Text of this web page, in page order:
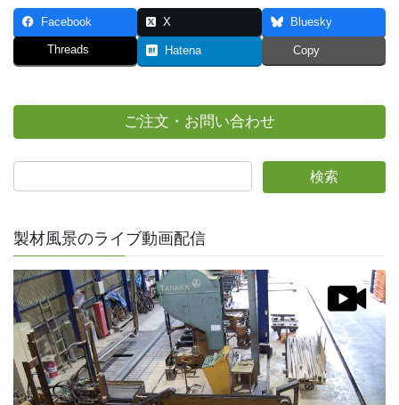
Facebook X Bluesky
Threads Hatena Copy
ご注文・お問い合わせ
製材風景のライブ動画配信